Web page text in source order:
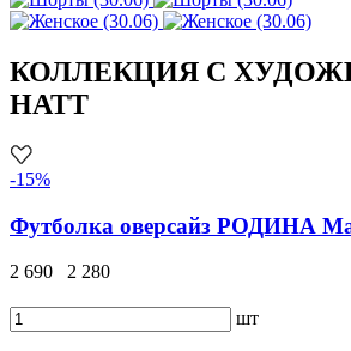
КОЛЛЕКЦИЯ С
HATT
-15%
Футболка оверсайз РОДИНА
2 690 2 280
шт